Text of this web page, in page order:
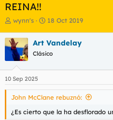
REINA!!
I
i
c
i
a
d
o
r
d
l
wynn's
F
h
a
e
n
i
i
18 Oct 2019
Art Vandelay
Clásico
10 Sep 2025
John McClane rebuznó:
¿Es cierto que la ha desflorado